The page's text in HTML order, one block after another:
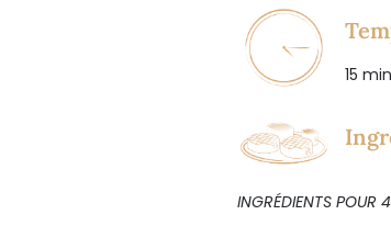
15 min
INGRÉDIENTS POUR